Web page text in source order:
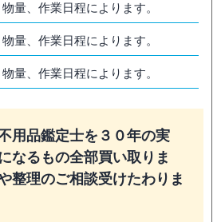
物量、作業日程によります。
物量、作業日程によります。
物量、作業日程によります。
用品鑑定士を３０年の実
なるもの全部買い取りま
整理のご相談受けたわりま